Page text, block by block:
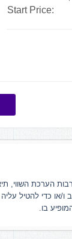
Start Price:
הערכת השווי,
או כדי להטיל
בו.